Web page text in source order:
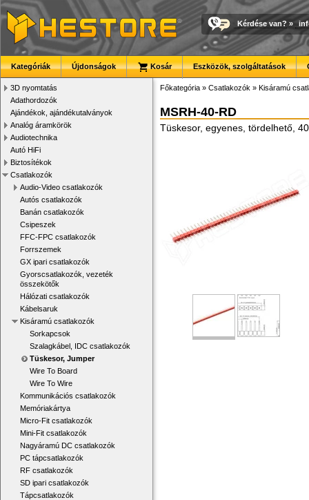
Kérdése van? »
Kategóriák Újdonságok Kosár Eszközök, szolgáltatások
3D nyomtatás
Adathordozók
Ajándékok, ajándékutalványok
Analóg áramkörök
Audiotechnika
Autó HiFi
Biztosítékok
Csatlakozók
Audio-Video csatlakozók
Autós csatlakozók
Banán csatlakozók
Csipeszek
FFC-FPC csatlakozók
Forrszemek
GX ipari csatlakozók
Gyorscsatlakozók, vezeték
összekötők
Hálózati csatlakozók
Kábelsaruk
Kisáramú csatlakozók
Sorkapcsok
Szalagkábel, IDC csatlakozók
Tüskesor, Jumper
Wire To Board
Wire To Wire
Kommunikációs csatlakozók
Memóriakártya
Micro-Fit csatlakozók
Mini-Fit csatlakozók
Nagyáramú DC csatlakozók
PC tápcsatlakozók
RF csatlakozók
SD ipari csatlakozók
Tápcsatlakozók
Főkategória » Csatlakozók » Kisáramú
MSRH-40-RD
Tüskesor, egyenes, tördelhető,